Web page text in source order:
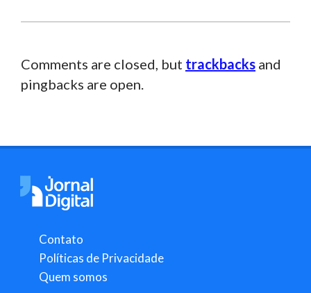
Comments are closed, but trackbacks and
pingbacks are open.
Contato
Políticas de Privacidade
Quem somos